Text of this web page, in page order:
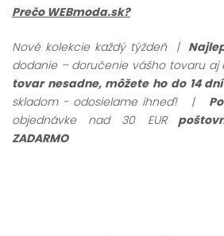
Prečo WEBmoda.sk?
Nové kolekcie každý týždeň |
dodanie – doručenie vášho tovaru aj
tovar nesadne, môžete ho do 14
skladom - odosielame ihneď!
|
objednávke nad 30 EUR
ZADARMO